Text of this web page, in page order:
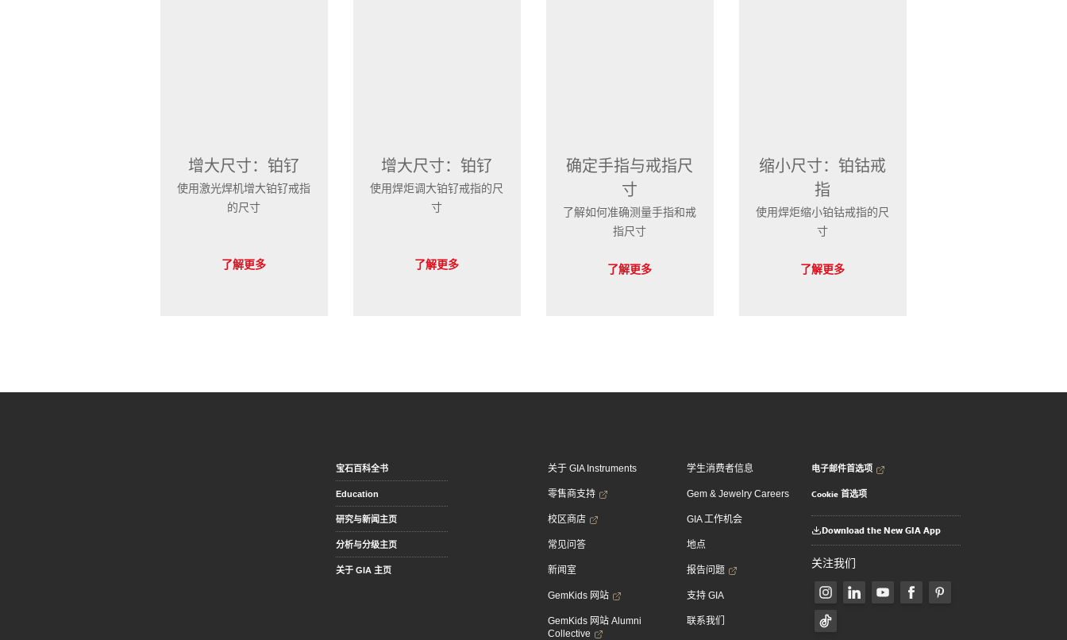
增大尺寸：铂钌
使用激光焊机增大铂钌戒指
的尺寸
了解更多
增大尺寸：铂钌
使用焊炬调大铂钌戒指的尺
寸
了解更多
确定手指与戒指尺
寸
了解如何准确测量手指和戒
指尺寸
了解更多
缩小尺寸：铂钴戒
指
使用焊炬缩小铂钴戒指的尺
寸
了解更多
宝石百科全书
Education
研究与新闻主页
分析与分级主页
关于 GIA 主页
关于 GIA Instruments
零售商支持
校区商店
常见问答
新闻室
GemKids 网站
GemKids 网站 Alumni
Collective
学生消费者信息
Gem & Jewelry Careers
GIA 工作机会
地点
报告问题
支持 GIA
联系我们
电子邮件首选项
Cookie 首选项
Download the New GIA App
关注我们